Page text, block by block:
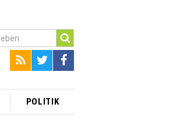
POLITIK